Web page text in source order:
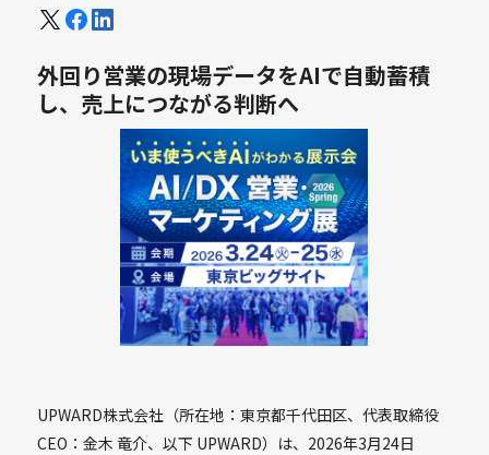
外回り営業の現場データをAIで自動蓄積
し、売上につながる判断へ
UPWARD株式会社（所在地：東京都千代田区、代表取締役
CEO：金木 竜介、以下 UPWARD）は、2026年3月24日